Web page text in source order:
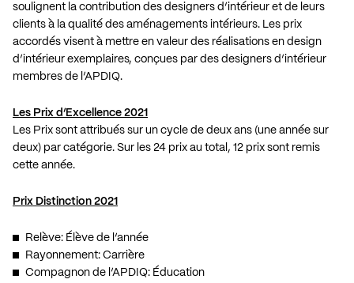
soulignent la contribution des designers d’intérieur et de leurs
clients à la qualité des aménagements intérieurs. Les prix
accordés visent à mettre en valeur des réalisations en design
d’intérieur exemplaires, conçues par des designers d’intérieur
membres de l’APDIQ.
Les Prix d’Excellence 2021
Les Prix sont attribués sur un cycle de deux ans (une année sur
deux) par catégorie. Sur les 24 prix au total, 12 prix sont remis
cette année.
Prix Distinction 2021
Relève: Élève de l’année
Rayonnement: Carrière
Compagnon de l’APDIQ: Éducation